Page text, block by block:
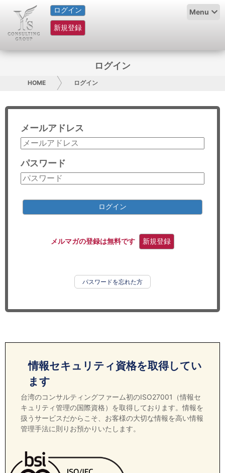
ログイン
新規登録
Menu
HOME
サービス紹介
グループ概要
採用情報
お問い合わせ
コンサルティング
リサーチ
ログイン
HOME ログイン
メールアドレス
パスワード
ログイン
メルマガの登録は無料です 新規登録
パスワードを忘れた方
情報セキュリティ資格を取得してい
ます
台湾のコンサルティングファーム初のISO27001（情報セ
キュリティ管理の国際資格）を取得しております。情報を
扱うサービスだからこそ、お客様の大切な情報を高い情報
管理手法に則りお預かりいたします。